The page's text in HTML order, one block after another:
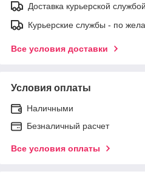
Доставка курьерской
Курьерские службы - по
Все условия доставки
Условия оплаты
Наличными
Безналичный расчет
Все условия оплаты